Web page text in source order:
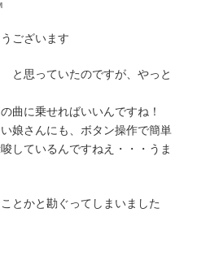
ございます
と思っていたのですが、やっと
曲に乗せればいいんですね！
娘さんにも、ボタン操作で簡単
しているんですねえ・・・うま
とかと勘ぐってしまいました